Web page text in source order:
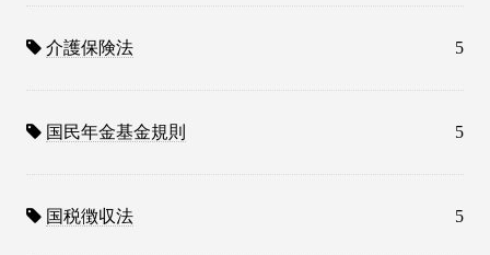
介護保険法 5
国民年金基金規則 5
国税徴収法 5